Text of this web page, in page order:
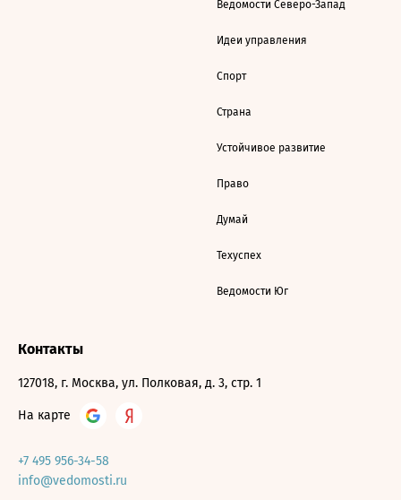
Ведомости Северо-Запад
Идеи управления
Спорт
Страна
Устойчивое развитие
Право
Думай
Техуспех
Ведомости Юг
Контакты
127018, г. Москва, ул. Полковая, д. 3, стр. 1
На карте
+7 495 956-34-58
info@vedomosti.ru